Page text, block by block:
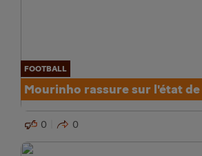
FOOTBALL
Mourinho rassure sur l'état
0 0